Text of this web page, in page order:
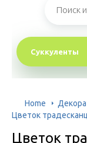
Суккуленты
Home
Цветок
Цветок